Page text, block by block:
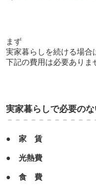
まず
実家暮らしを続ける場合
下記の費用は必要ありま
実家暮らしで必要のな
－－－－－－－－－－－
● 家 賃
● 光熱費
● 食 費